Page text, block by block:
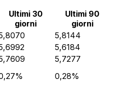
Ultimi 30
giorni
Ultimi 90
giorni
5,8144
5,6184
5,7277
0,28%